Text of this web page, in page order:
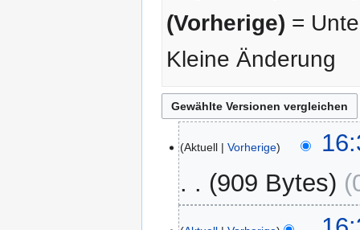
(Vorherige) =
Kleine Änderung
Februar
2026
Aktuell Vorherige
909 Bytes